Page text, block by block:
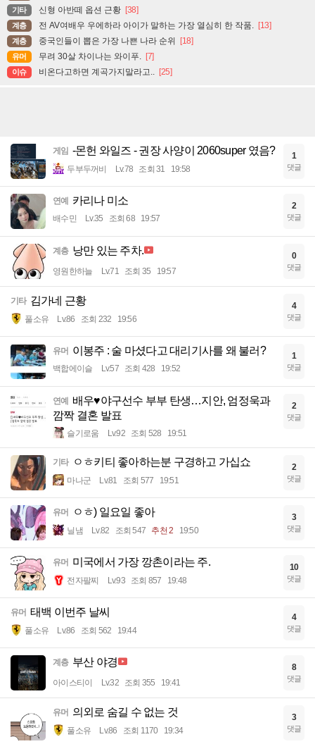
기타 신형 아반떼 옵션 근황 [38]
계층 전 AV여배우 우에하라 아이가 말하는 가장 열심히 한 작품. [13]
계층 중국인들이 뽑은 가장 나쁜 나라 순위 [18]
유머 무려 30살 차이나는 와이푸. [7]
이슈 비온다고하면 계곡가지말라고.. [25]
게임 -몬헌 와일즈 - 권장 사양이 2060super 였음?
두부두꺼비 Lv.78 조회 31 19:58
1
댓글
연예 카리나 미소
배수민 Lv.35 조회 68 19:57
2
댓글
계층 낭만 있는 주차.
영원한하늘 Lv.71 조회 35 19:57
0
댓글
기타 김가네 근황
풀소유 Lv.86 조회 232 19:56
4
댓글
유머 이봉주 : 술 마셨다고 대리기사를 왜 불러?
백합에이슬 Lv.57 조회 428 19:52
1
댓글
연예 배우♥야구선수 부부 탄생…지안, 엄정욱과
깜짝 결혼 발표
슬기로움 Lv.92 조회 528 19:51
2
댓글
기타 ㅇㅎ키티 좋아하는분 구경하고 가십쇼
마나군 Lv.81 조회 577 19:51
2
댓글
유머 ㅇㅎ) 일요일 좋아
닐냄 Lv.82 조회 547 추천 2 19:50
3
댓글
유머 미국에서 가장 깡촌이라는 주.
전자팔찌 Lv.93 조회 857 19:48
10
댓글
유머 태백 이번주 날씨
풀소유 Lv.86 조회 562 19:44
4
댓글
계층 부산 야경
아이스티이 Lv.32 조회 355 19:41
8
댓글
유머 의외로 숨길 수 없는 것
풀소유 Lv.86 조회 1170 19:34
3
댓글